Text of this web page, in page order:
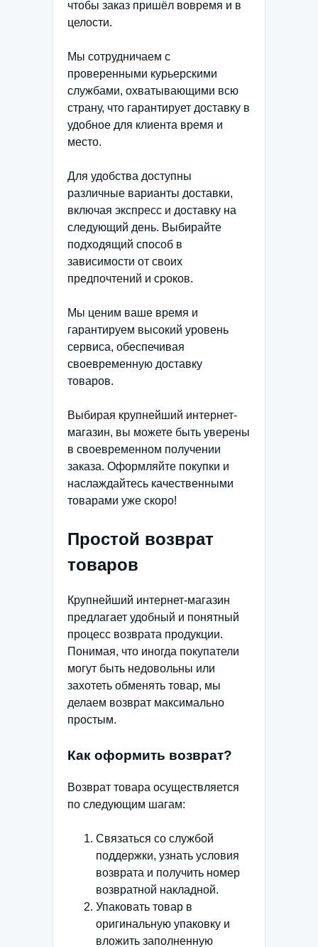
чтобы заказ пришёл вовремя и в
целости.
Мы сотрудничаем с
проверенными курьерскими
службами, охватывающими всю
страну, что гарантирует доставку в
удобное для клиента время и
место.
Для удобства доступны
различные варианты доставки,
включая экспресс и доставку на
следующий день. Выбирайте
подходящий способ в
зависимости от своих
предпочтений и сроков.
Мы ценим ваше время и
гарантируем высокий уровень
сервиса, обеспечивая
своевременную доставку
товаров.
Выбирая крупнейший интернет-
магазин, вы можете быть уверены
в своевременном получении
заказа. Оформляйте покупки и
наслаждайтесь качественными
товарами уже скоро!
Простой возврат
товаров
Крупнейший интернет-магазин
предлагает удобный и понятный
процесс возврата продукции.
Понимая, что иногда покупатели
могут быть недовольны или
захотеть обменять товар, мы
делаем возврат максимально
простым.
Как оформить возврат?
Возврат товара осуществляется
по следующим шагам:
Связаться со службой
поддержки, узнать условия
возврата и получить номер
возвратной накладной.
Упаковать товар в
оригинальную упаковку и
вложить заполненную